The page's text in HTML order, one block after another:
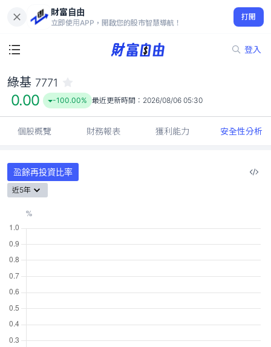
財富自由
立即使用APP，開啟您的股市智慧導航！
打開
登入
0.00
-100.00%
綠基 7771
0.00 -100.00% 最近更新時間： 2026/08/06 05:30
個股概覽 財務報表 獲利能力 安全性分析
盈餘再投資比率
近5年